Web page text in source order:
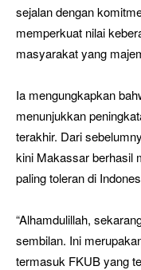
sejalan dengan
memperkuat nilai
masyarakat yang
Ia mengungkapkan
menunjukkan
terakhir. Dari
kini Makassar berhasil
paling toleran di
“Alhamdulillah,
sembilan. Ini
termasuk FKUB yang